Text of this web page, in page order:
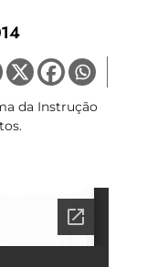
da Instrução